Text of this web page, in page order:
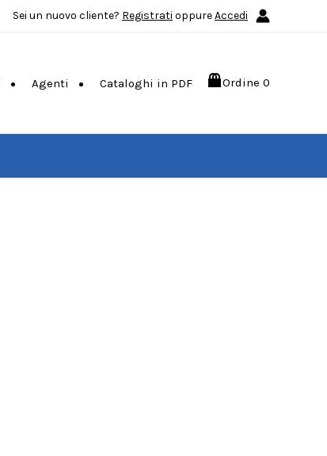
Sei un nuovo cliente? Registrati oppureAccedi
Agenti Cataloghi in PDF Ordine 0